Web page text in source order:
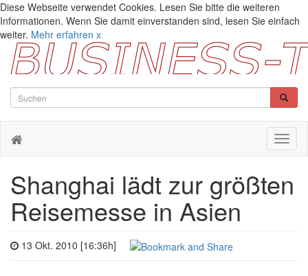
Diese Webseite verwendet Cookies. Lesen Sie bitte die weiteren
Informationen. Wenn Sie damit einverstanden sind, lesen Sie einfach
weiter. Mehr erfahren x
Shanghai lädt zur größten
Reisemesse in Asien
13 Okt. 2010 [16:36h]